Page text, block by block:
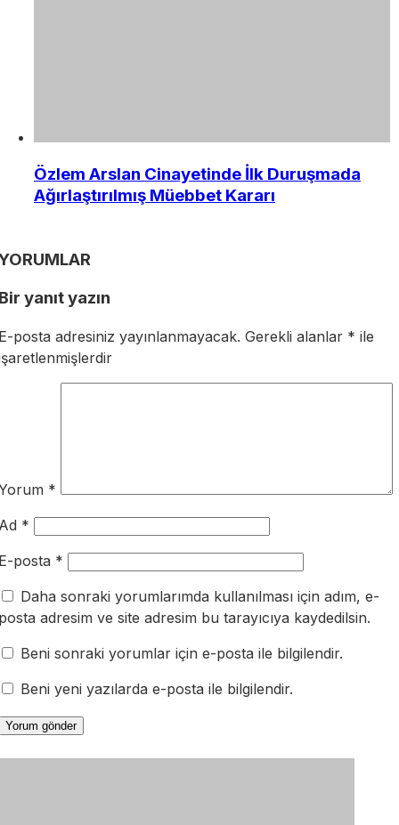
Özlem Arslan Cinayetinde İlk Duruşmada
Ağırlaştırılmış Müebbet Kararı
yanıt yazın
posta adresiniz yayınlanmayacak. Gerekli alanlar * ile
*
*
posta *
Daha sonraki yorumlarımda kullanılması için adım, e-
adresim ve site adresim bu tarayıcıya kaydedilsin.
Beni sonraki yorumlar için e-posta ile bilgilendir.
Beni yeni yazılarda e-posta ile bilgilendir.